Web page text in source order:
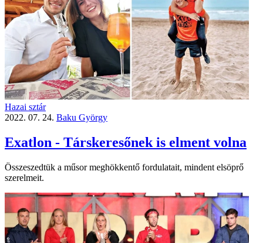
Hazai sztár
2022. 07. 24. Baku György
Exatlon - Társkeresőnek is elment volna
Összeszedtük a műsor meghökkentő fordulatait, mindent elsöprő
szerelmeit.